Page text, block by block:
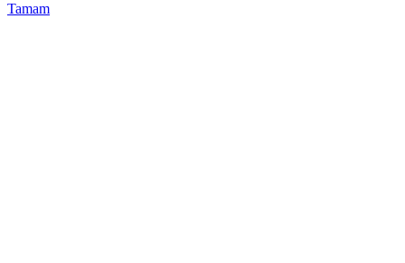
Tamam